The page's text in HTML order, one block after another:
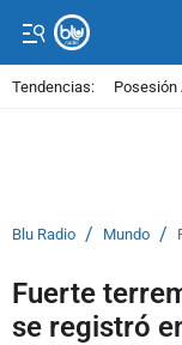
Tendencias: Posesión
Blu Radio / Mundo /
Fuerte
se registró